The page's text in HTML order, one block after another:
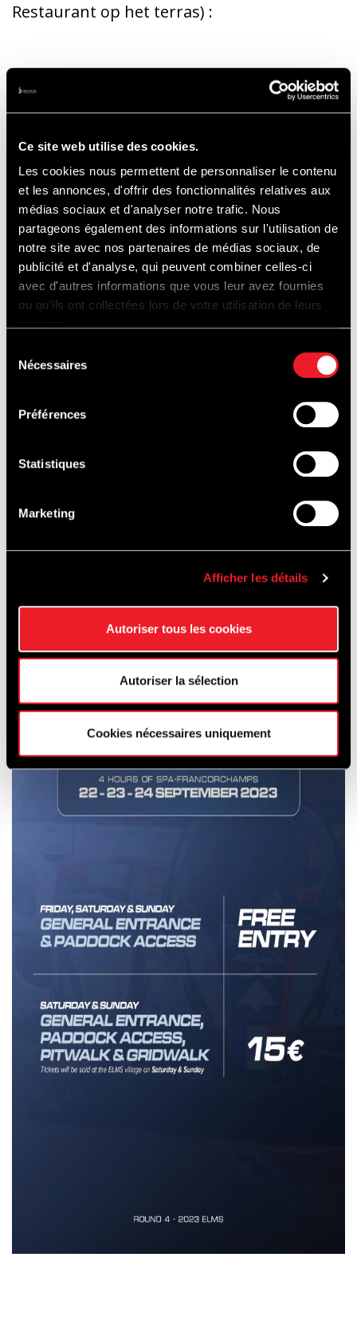
Ce site web utilise des cookies.
Les cookies nous permettent de personnaliser le contenu
et les annonces, d'offrir des fonctionnalités relatives aux
médias sociaux et d'analyser notre trafic. Nous
partageons également des informations sur l'utilisation de
notre site avec nos partenaires de médias sociaux, de
publicité et d'analyse, qui peuvent combiner celles-ci
avec d'autres informations que vous leur avez fournies
ou qu'ils ont collectées lors de votre utilisation de leurs
Nécessaires
Préférences
Statistiques
Marketing
Afficher les détails
Autoriser tous les cookies
Autoriser la sélection
Cookies nécessaires uniquement
Restaurant op het terras) :
Zaterdag 23 -> 10h00 à 17h00
Zondag 24 -> 10h00 à 17h00
Shop Paddock (bij de Hankook-toren) :
Zaterdag 23 -> 10h00 à 17h00
Zondag 24 -> 10h00 à 17h00
mobiliteit.
* Hulpdieren voor personen met beperkte
Pitwalk & Gridwalk : 15€ (aankoop alleen ter